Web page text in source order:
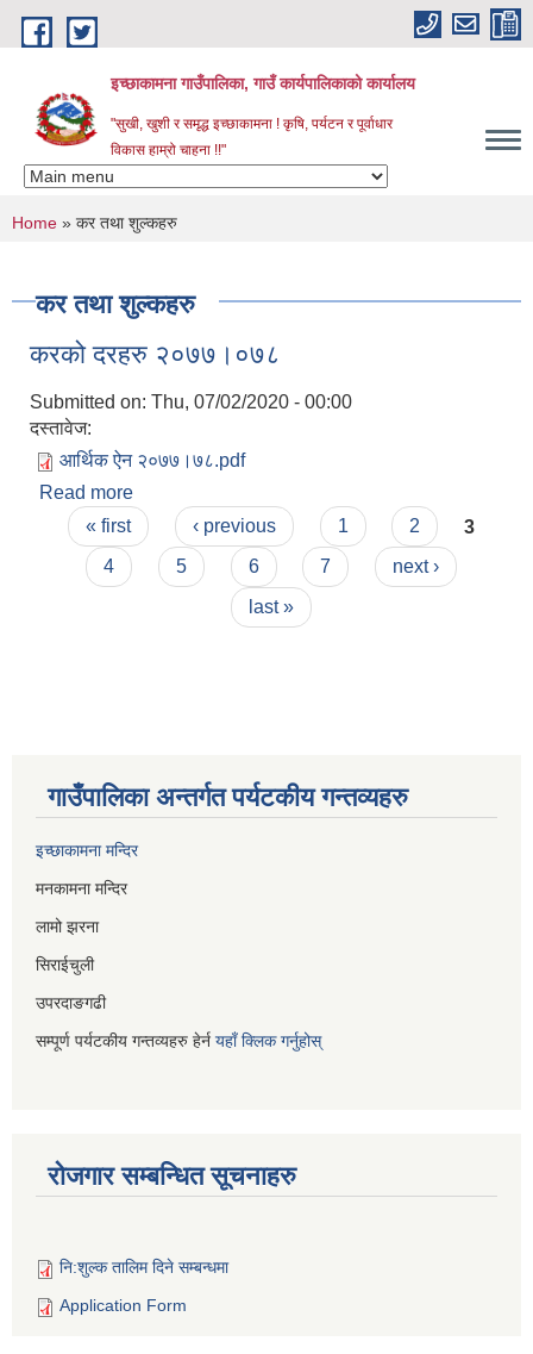
Skip to main content
इच्छाकामना गाउँपालिका, गाउँ कार्यपालिकाको कार्यालय
"सुखी, खुशी र समृद्ध इच्छाकामना ! कृषि, पर्यटन र पूर्वाधार
विकास हाम्रो चाहना !!"
You are here
Home » कर तथा शुल्कहरु
कर तथा शुल्कहरु
करको दरहरु २०७७।०७८
Submitted on: Thu, 07/02/2020 - 00:00
दस्तावेज:
आर्थिक ऐन २०७७।७८.pdf
Read more
Pages
« first ‹ previous 1 2
3
4
5 6 7
next ›
last »
गाउँपालिका अन्तर्गत पर्यटकीय गन्तव्यहरु
इच्छाकामना मन्दिर
मनकामना मन्दिर
लामो झरना
सिराईचुली
उपरदाङगढी
सम्पूर्ण पर्यटकीय गन्तव्यहरु हेर्न यहाँ क्लिक गर्नुहोस्
रोजगार सम्बन्धित सूचनाहरु
नि:शुल्क तालिम दिने सम्बन्धमा
Application Form